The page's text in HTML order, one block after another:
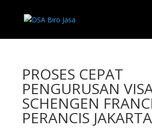
PROSES CEPAT
PENGURUSAN
SCHENGEN
PERANCIS JAKARTA